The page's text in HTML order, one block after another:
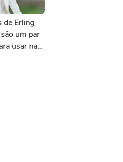
de Erling
um par
usar na